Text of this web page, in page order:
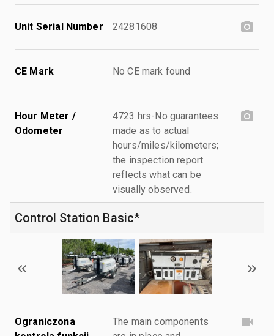
Unit Serial Number 24281608
CE Mark No CE mark found
Hour Meter /
Odometer
4723 hrs-No guarantees
made as to actual
hours/miles/kilometers;
the inspection report
reflects what can be
visually observed.
Control Station Basic*
Ograniczona
The main components